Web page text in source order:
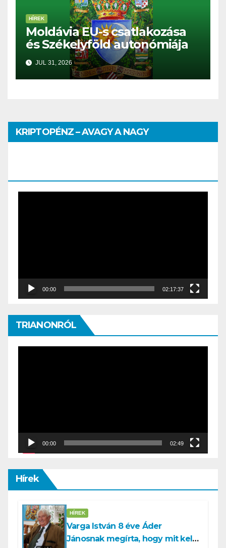
HÍREK
Moldávia EU-s csatlakozása
és Székelyföld autonómiája
JUL 31, 2026
KRIPTOPÉNZ – AVAGY A NAGY
00:00 02:17:37
TRIANONRÓL
00:00 02:49
Hírek
HÍREK
Varga István 8 éve Áder
Jánosnak megírta, hogy mit kell